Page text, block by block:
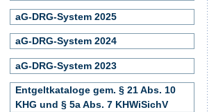
aG-DRG-System 2025
aG-DRG-System 2024
aG-DRG-System 2023
Entgeltkataloge gem. § 21 Abs. 10
KHG und § 5a Abs. 7 KHWiSichV